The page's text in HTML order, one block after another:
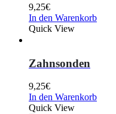
9,25€
In den Warenkorb
Quick View
Zahnsonden
9,25€
In den Warenkorb
Quick View